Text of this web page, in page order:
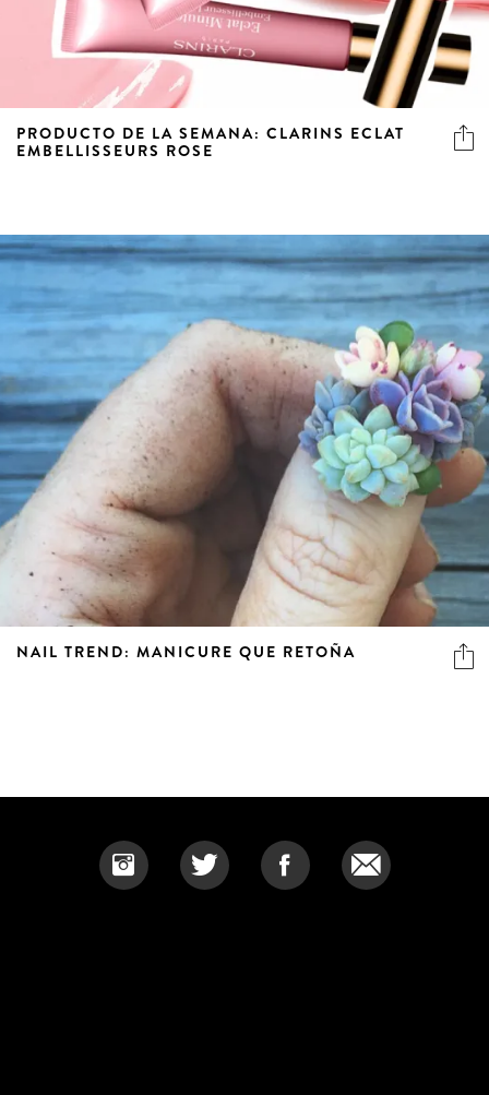
PRODUCTO DE LA SEMANA: CLARINS ECLAT
EMBELLISSEURS ROSE
NAIL TREND: MANICURE QUE RETOÑA